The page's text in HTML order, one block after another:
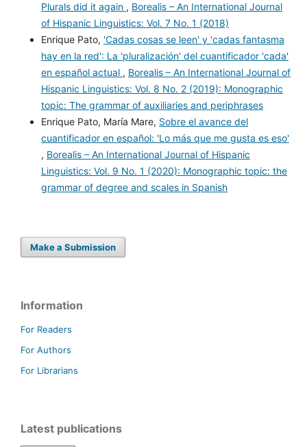
Plurals did it again , Borealis – An International Journal
of Hispanic Linguistics: Vol. 7 No. 1 (2018)
Enrique Pato, 'Cadas cosas se leen' y 'cadas fantasma
hay en la red': La 'pluralización' del cuantificador 'cada'
en español actual , Borealis – An International Journal of
Hispanic Linguistics: Vol. 8 No. 2 (2019): Monographic
topic: The grammar of auxiliaries and periphrases
Enrique Pato, María Mare, Sobre el avance del
cuantificador en español: 'Lo más que me gusta es eso'
, Borealis – An International Journal of Hispanic
Linguistics: Vol. 9 No. 1 (2020): Monographic topic: the
grammar of degree and scales in Spanish
Make a Submission
Information
For Readers
For Authors
For Librarians
Latest publications